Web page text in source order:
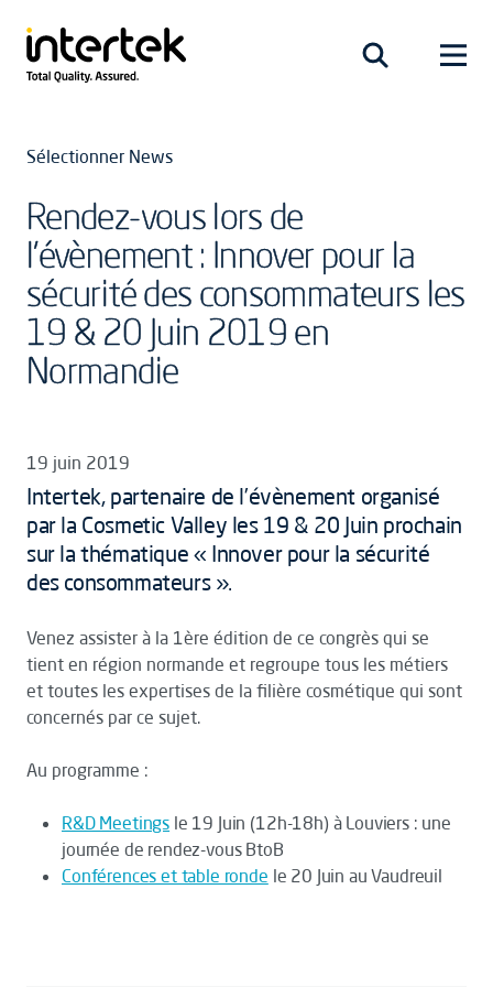
Sélectionner News
Rendez-vous lors de
l'évènement : Innover pour la
sécurité des consommateurs les
19 & 20 Juin 2019 en
Normandie
19 juin 2019
Intertek, partenaire de l’évènement organisé
par la Cosmetic Valley les 19 & 20 Juin prochain
sur la thématique « Innover pour la sécurité
des consommateurs ».
Venez assister à la 1ère édition de ce congrès qui se
tient en région normande et regroupe tous les métiers
et toutes les expertises de la filière cosmétique qui sont
concernés par ce sujet.
Au programme :
R&D Meetings le 19 Juin (12h-18h) à Louviers : une
journée de rendez-vous BtoB
Conférences et table ronde le 20 Juin au Vaudreuil